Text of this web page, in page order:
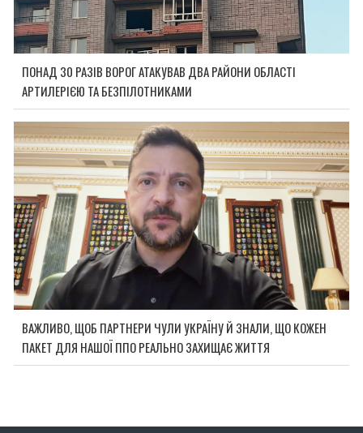
ПОНАД 30 РАЗІВ ВОРОГ АТАКУВАВ ДВА РАЙОНИ ОБЛАСТІ
АРТИЛЕРІЄЮ ТА БЕЗПІЛОТНИКАМИ
ВАЖЛИВО, ЩОБ ПАРТНЕРИ ЧУЛИ УКРАЇНУ Й ЗНАЛИ, ЩО КОЖЕН
ПАКЕТ ДЛЯ НАШОЇ ППО РЕАЛЬНО ЗАХИЩАЄ ЖИТТЯ